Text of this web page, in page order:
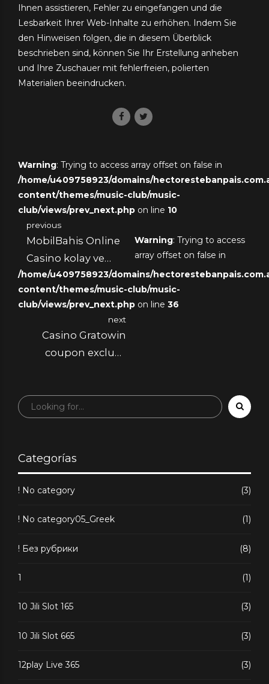
Ihnen assistieren, Fehler zu eingefangen und die
Lesbarkeit Ihrer Web-Inhalte zu erhöhen. Indem Sie
den Hinweisen folgen, die in diesem Überblick
beschrieben sind, können Sie Ihr Erstellung anheben
und Ihre Zuschauer mit fehlerfreien, polierten
Materialien beeindrucken.
Warning: Trying to access array offset on false in
/home/u409758923/domains/
content/themes/music-club/music-
club/views/prev_next.php on line 10
previous
MobilBahis Online
Casino kolay ve
hızlı giriş ve casino
deneyimi Türkiye ’
de casino deneyimi
Warning: Trying to access
array offset on false in
/home/u409758923/domains/
content/themes/music-club/music-
club/views/prev_next.php on line 36
next
Casino Gratowin
coupon exclusif
Categorías
! No category (3)
! No category05_Greek (1)
! Без рубрики (8)
1 (1)
10 Jili Slot 165 (3)
10 Jili Slot 665 (3)
12play Live 365 (3)